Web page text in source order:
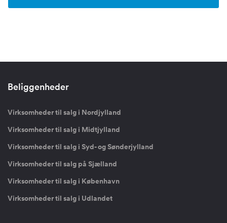
Beliggenheder
Virksomheder til salg i Nordjylland
Virksomheder til salg i Midtjylland
Virksomheder til salg i Syd- og Sønderjylland
Virksomheder til salg på Sjælland
Virksomheder til salg i København
Virksomheder til salg i Udlandet